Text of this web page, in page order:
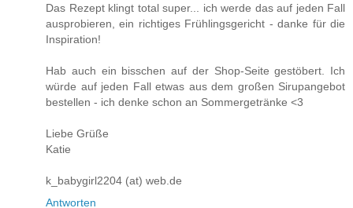
Das Rezept klingt total super... ich werde das auf jeden Fall
ausprobieren, ein richtiges Frühlingsgericht - danke für die
Inspiration!
Hab auch ein bisschen auf der Shop-Seite gestöbert. Ich
würde auf jeden Fall etwas aus dem großen Sirupangebot
bestellen - ich denke schon an Sommergetränke <3
Liebe Grüße
Katie
k_babygirl2204 (at) web.de
Antworten